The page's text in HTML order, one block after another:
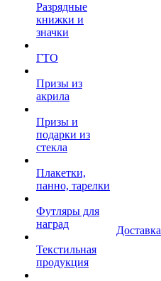
Разрядные
книжки и
значки
ГТО
Призы из
акрила
Призы и
подарки из
стекла
Плакетки,
панно, тарелки
Футляры для
наград
Текстильная
продукция
Доставка